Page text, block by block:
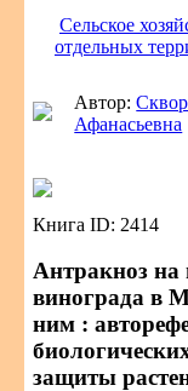
Сельское
отдельных
Автор:
Афанасьевна
Книга ID: 2414
Антракноз на
винограда в
ним :
защиты